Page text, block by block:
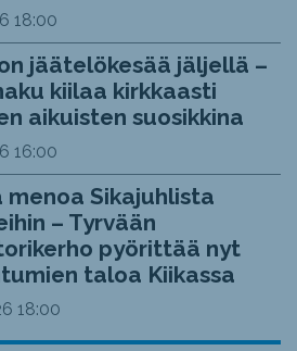
18:00
jäätelökesää jäljellä –
kiilaa kirkkaasti
aikuisten suosikkina
16:00
menoa Sikajuhlista
– Tyrvään
pyörittää nyt
taloa Kiikassa
18:00